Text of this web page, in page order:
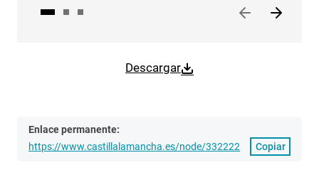
Descargar
Enlace permanente:
https://www.castillalamancha.es/node/332222
Copiar